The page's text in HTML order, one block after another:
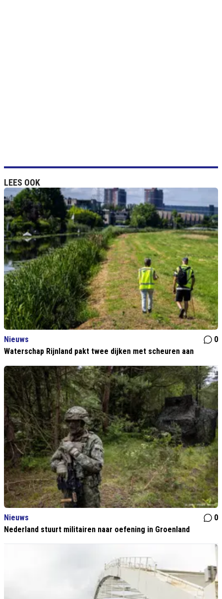
LEES OOK
Nieuws
0
Waterschap Rijnland pakt twee dijken met scheuren aan
Nieuws
0
Nederland stuurt militairen naar oefening in Groenland